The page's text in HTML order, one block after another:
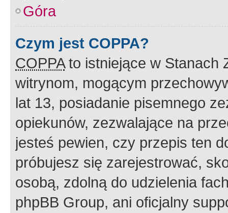
Góra
Czym jest COPPA?
COPPAto istniejące w Stanach
witrynom, mogącym
lat 13, posiadanie pisemnego
opiekunów, zezwalające na
jesteś pewien, czy przepis ten
próbujesz się zarejestrować,
osobą, zdolną do udzielenia
phpBB Group, ani oficjalny